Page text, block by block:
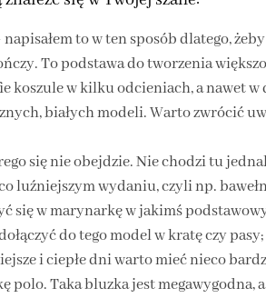
to w ten sposób dlatego,
To podstawa do tworzenia
koszule w kilku odcieniach, a nawet
białych modeli. Warto zwrócić
się nie obejdzie. Nie chodzi tu
luźniejszym wydaniu, czyli np.
się w marynarkę w jakimś
do tego model w kratę czy pasy;
i ciepłe dni warto mieć nieco
polo. Taka bluzka jest megawygodna,